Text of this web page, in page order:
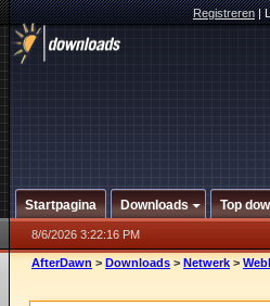
Registreren|
Startpagina Downloads Top
8/6/2026 3:22:16 PM
AfterDawn > Downloads > Netwerk >